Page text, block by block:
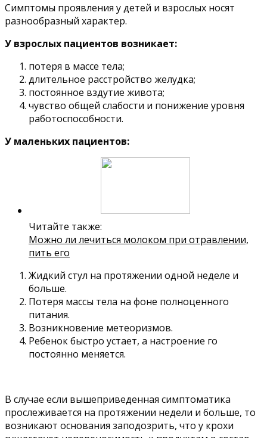
Симптомы проявления у детей и взрослых носят
разнообразный характер.
У взрослых пациентов возникает:
потеря в массе тела;
длительное расстройство желудка;
постоянное вздутие живота;
чувство общей слабости и понижение уровня
работоспособности.
У маленьких пациентов:
Читайте также:
Можно ли лечиться молоком при отравлении,
пить его
Жидкий стул на протяжении одной неделе и
больше.
Потеря массы тела на фоне полноценного
питания.
Возникновение метеоризмов.
Ребенок быстро устает, а настроение го
постоянно меняется.
В случае если вышеприведенная симптоматика
прослеживается на протяжении недели и больше, то
возникают основания заподозрить, что у крохи